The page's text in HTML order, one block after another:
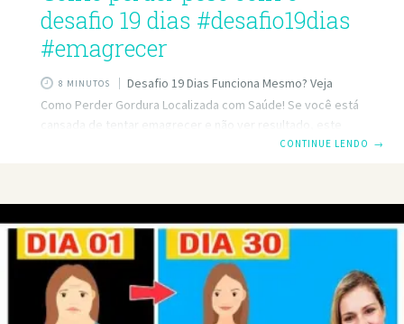
desafio 19 dias #desafio19dias
#emagrecer
8 MINUTOS
Desafio 19 Dias Funciona Mesmo? Veja
Como Perder Gordura Localizada com Saúde! Se você está
cansada de tentar emagrecer e não ver resultado, este
artigo pode ser o empurrão que faltava para você
eficaz para perder gordura localizada de forma saudável —
e com resultados em menos de 3 semanas! Mas será que o
Desafio 19 Dias funciona mesmo? O que você
CONTINUE LENDO →